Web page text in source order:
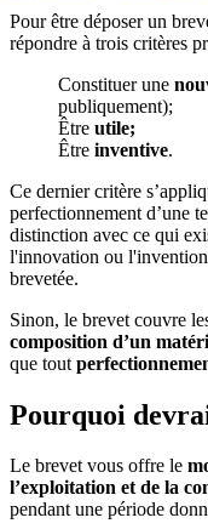
Pour être déposer un
répondre à trois critères
Constituer une
publiquement);
Être utile;
Être inventive.
Ce dernier critère
perfectionnement d’une
distinction avec ce qui
l'innovation ou l'invention
brevetée.
Sinon, le brevet couvre
composition d’un
que tout
Pourquoi
Le brevet vous offre le
l’exploitation et de la
pendant une période